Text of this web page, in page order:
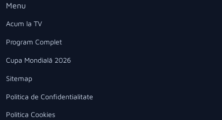
Menu
Acum la TV
Program Complet
Cupa Mondială 2026
Sitemap
Politica de Confidentialitate
Politica Cookies